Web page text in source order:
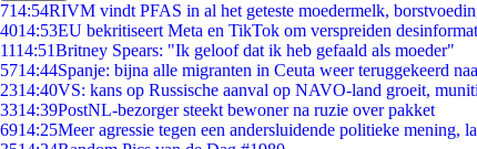
714:54RIVM vindt PFAS in al het geteste moedermelk,
4014:53EU bekritiseert Meta en TikTok om verspreiden
1114:51Britney Spears: "Ik geloof dat ik heb gefaald als moeder"
5714:44Spanje: bijna alle migranten in Ceuta weer teruggekeerd
2314:40VS: kans op Russische aanval op NAVO-land groeit,
3314:39PostNL-bezorger steekt bewoner na ruzie over pakket
6914:25Meer agressie tegen een andersluidende politieke mening,